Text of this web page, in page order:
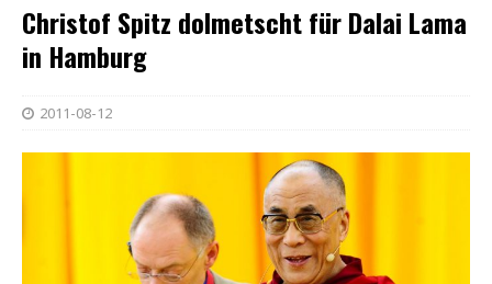
Christof Spitz dolmetscht für Dalai Lama
in Hamburg
2011-08-12